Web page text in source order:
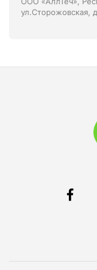
ул.Сторожовская,